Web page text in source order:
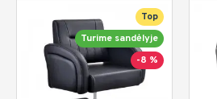
Top
Turime sandėlyje
-8 %